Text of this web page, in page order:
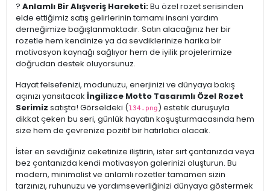
? Anlamlı Bir Alışveriş Hareketi:Bu özel rozet serisinden
elde ettiğimiz satış gelirlerinin tamamı insani yardım
derneğimize bağışlanmaktadır. Satın alacağınız her bir
rozetle hem kendinize ya da sevdiklerinize harika bir
motivasyon kaynağı sağlıyor hem de iyilik projelerimize
doğrudan destek oluyorsunuz.
Hayat felsefenizi, modunuzu, enerjinizi ve dünyaya bakış
açınızı yansıtacak İngilizce Motto Tasarımlı Özel Rozet
Serimiz satışta! Görseldeki (134.png ) estetik duruşuyla
dikkat çeken bu seri, günlük hayatın koşuşturmacasında hem
size hem de çevrenize pozitif bir hatırlatıcı olacak.
İster en sevdiğiniz ceketinize iliştirin, ister sırt çantanızda veya
bez çantanızda kendi motivasyon galerinizi oluşturun. Bu
modern, minimalist ve anlamlı rozetler tamamen sizin
tarzınızı, ruhunuzu ve yardımseverliğinizi dünyaya göstermek